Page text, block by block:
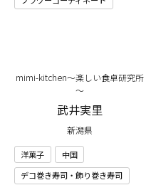
mimi-kitchen～楽しい食卓研究所
～
武井実里
新潟県
洋菓子
中国
デコ巻き寿司・飾り巻き寿司